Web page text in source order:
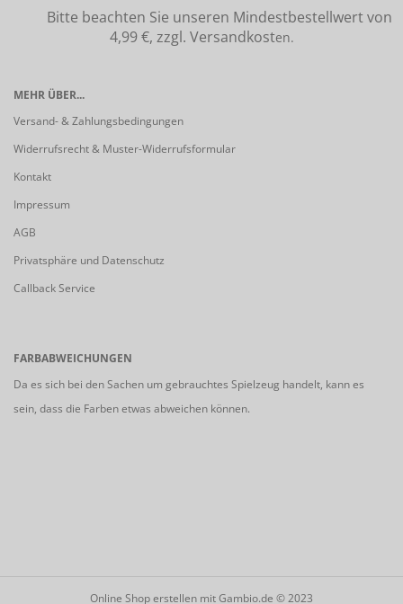
Bitte beachten Sie unseren Mindestbestellwert von
4,99 €, zzgl. Versandkosten.
MEHR ÜBER...
Versand- & Zahlungsbedingungen
Widerrufsrecht & Muster-Widerrufsformular
Kontakt
Impressum
AGB
Privatsphäre und Datenschutz
Callback Service
FARBABWEICHUNGEN
Da es sich bei den Sachen um gebrauchtes Spielzeug handelt, kann es
sein, dass die Farben etwas abweichen können.
Online Shop erstellen mit Gambio.de © 2023